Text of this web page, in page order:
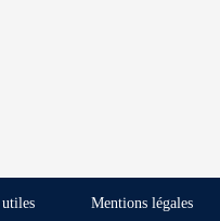
Mentions légales